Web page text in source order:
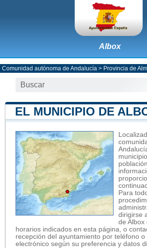
Albox
Comunidad autónoma de Andalucía > Provincia de
EL MUNICIPIO DE
Para
dirigirse
de Albox
horarios indicados en esta página, o
recepción del ayuntamiento por teléfono
electrónico según su preferencia y datos